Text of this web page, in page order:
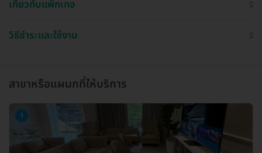
เกี่ยวกับแพ็กเกจ
วิธีชำระและใช้งาน
สาขาหรือแผนกที่ให้บริการ
1